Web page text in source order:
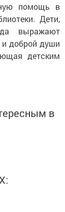
помощь в
Дети,
выражают
доброй души
детским
в